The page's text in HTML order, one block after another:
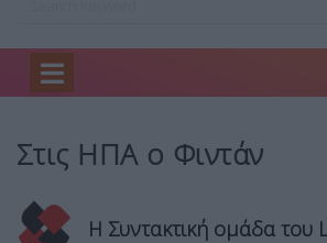
Home
Στις ΗΠΑ ο Φιντάν
Η Συντακτική ομάδα του